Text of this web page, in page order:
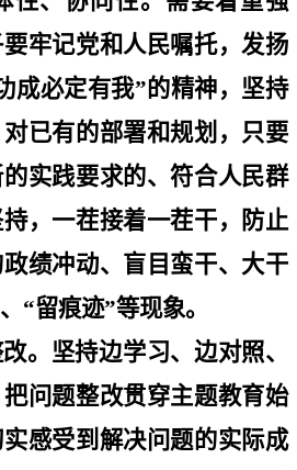
牢记党和人民嘱托，发扬
成必定有我”的精神，坚持
已有的部署和规划，只要
实践要求的、符合人民群
，一茬接着一茬干，防止
绩冲动、盲目蛮干、大干
、 “留痕迹”等现象。
。坚持边学习、边对照、
问题整改贯穿主题教育始
感受到解决问题的实际成